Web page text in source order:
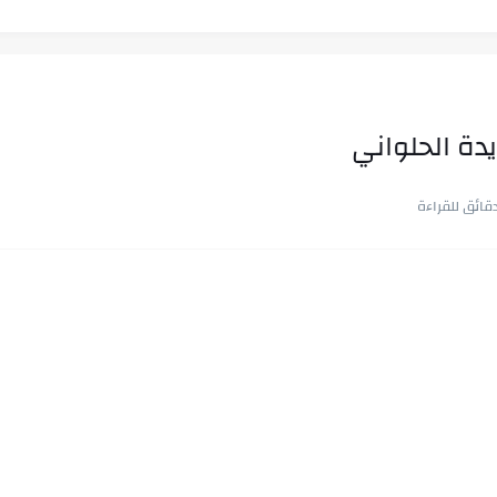
في ثوانٍ
الحلواني